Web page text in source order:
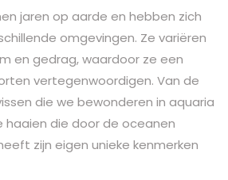
jaren op aarde en hebben zich
omgevingen. Ze variëren
en gedrag, waardoor ze een
vertegenwoordigen. Van de
die we bewonderen in aquaria
die door de oceanen
zijn eigen unieke kenmerken